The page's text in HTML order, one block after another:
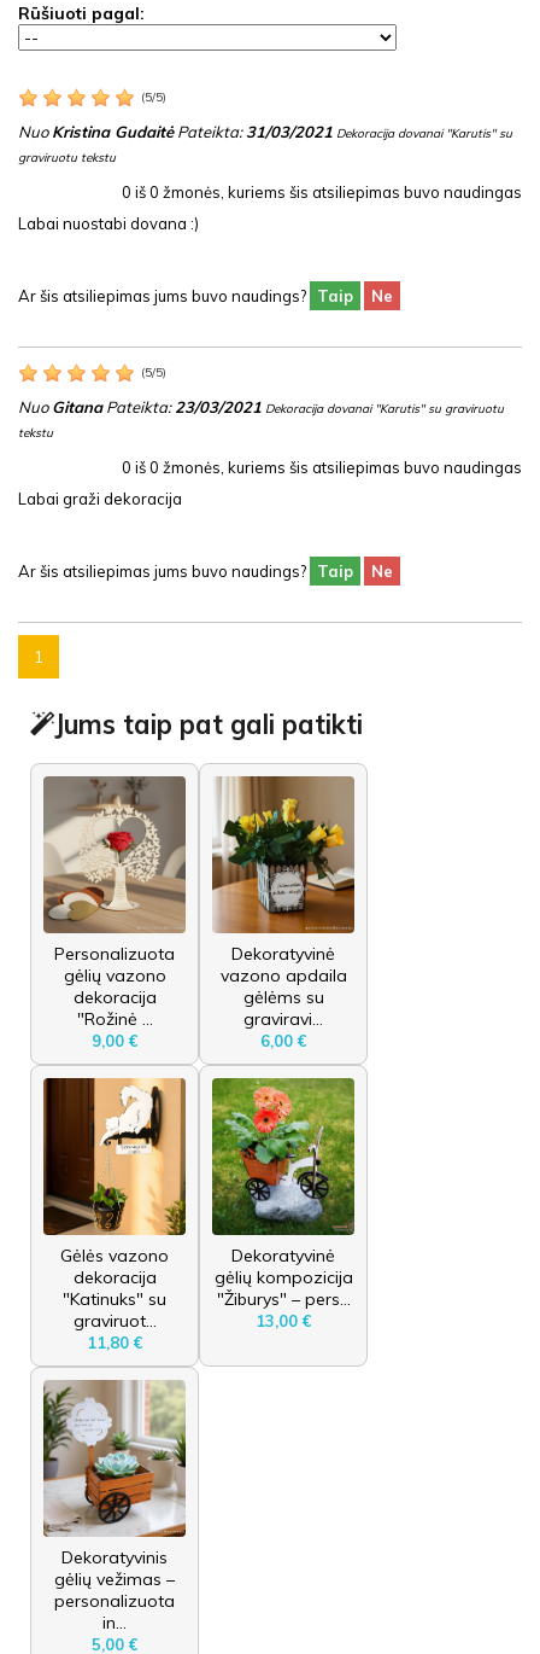
Rūšiuoti pagal:
(5/5)
NuoKristina GudaitėPateikta:31/03/2021 Dekoracija dovanai "Karutis" su
graviruotu tekstu
0 iš0 žmonės, kuriems šis atsiliepimas buvo naudingas
Labai nuostabi dovana :)
Ar šis atsiliepimas jums buvo naudings? Taip Ne
(5/5)
NuoGitanaPateikta:23/03/2021 Dekoracija dovanai "Karutis" su graviruotu
tekstu
0 iš0 žmonės, kuriems šis atsiliepimas buvo naudingas
Labai graži dekoracija
Ar šis atsiliepimas jums buvo naudings? Taip Ne
1
Jums taip pat gali patikti
Personalizuota
gėlių vazono
dekoracija
"Rožinė ...
9,00 €
Dekoratyvinė
vazono apdaila
gėlėms su
graviravi...
6,00 €
Gėlės vazono
dekoracija
"Katinuks" su
graviruot...
11,80 €
Dekoratyvinė
gėlių kompozicija
"Žiburys" – pers...
13,00 €
Dekoratyvinis
gėlių vežimas –
personalizuota
in...
5,00 €